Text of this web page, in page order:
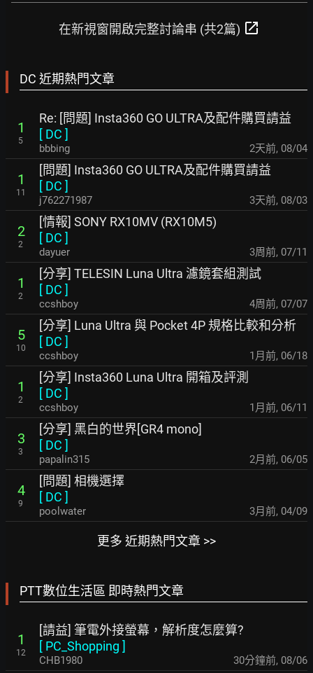
在新視窗開啟完整討論串 (共2篇) open_in_new
DC 近期熱門文章
1
5
Re: [問題] Insta360 GO ULTRA及配件購買請益
[ DC ]
bbbing 2天前, 08/04
1
11
[問題] Insta360 GO ULTRA及配件購買請益
[ DC ]
j762271987 3天前, 08/03
2
2
[情報] SONY RX10MV (RX10M5)
[ DC ]
dayuer 3周前, 07/11
1
2
[分享] TELESIN Luna Ultra 濾鏡套組測試
[ DC ]
ccshboy 4周前, 07/07
5
10
[分享] Luna Ultra 與 Pocket 4P 規格比較和分析
[ DC ]
ccshboy 1月前, 06/18
1
2
[分享] Insta360 Luna Ultra 開箱及評測
[ DC ]
ccshboy 1月前, 06/11
3
3
[分享] 黑白的世界[GR4 mono]
[ DC ]
papalin315 2月前, 06/05
4
9
[問題] 相機選擇
[ DC ]
poolwater 3月前, 04/09
更多 近期熱門文章 >>
PTT數位生活區 即時熱門文章
1
12
[請益] 筆電外接螢幕，解析度怎麼算?
[ PC_Shopping ]
CHB1980 30分鐘前, 08/06